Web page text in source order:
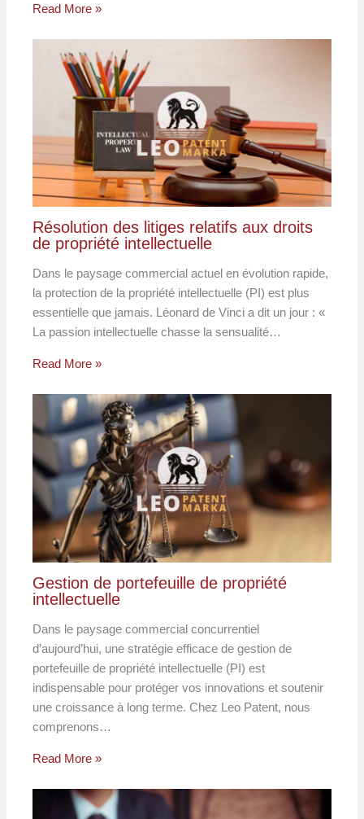
Read More »
Résolution des litiges relatifs aux droits
de propriété intellectuelle
Dans le paysage commercial actuel en évolution rapide,
la protection de la propriété intellectuelle (PI) est plus
essentielle que jamais. Léonard de Vinci a dit un jour : «
La passion intellectuelle chasse la sensualité…
Read More »
Gestion de portefeuille de propriété
intellectuelle
Dans le paysage commercial concurrentiel
d’aujourd’hui, une stratégie efficace de gestion de
portefeuille de propriété intellectuelle (PI) est
indispensable pour protéger vos innovations et soutenir
une croissance à long terme. Chez Leo Patent, nous
comprenons…
Read More »